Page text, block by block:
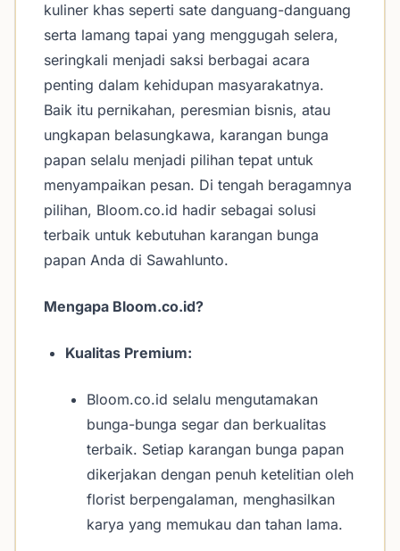
kuliner khas seperti sate danguang-danguang
serta lamang tapai yang menggugah selera,
seringkali menjadi saksi berbagai acara
penting dalam kehidupan masyarakatnya.
Baik itu pernikahan, peresmian bisnis, atau
ungkapan belasungkawa, karangan bunga
papan selalu menjadi pilihan tepat untuk
menyampaikan pesan. Di tengah beragamnya
pilihan, Bloom.co.id hadir sebagai solusi
terbaik untuk kebutuhan karangan bunga
papan Anda di Sawahlunto.
Mengapa Bloom.co.id?
Kualitas Premium:
Bloom.co.id selalu mengutamakan
bunga-bunga segar dan berkualitas
terbaik. Setiap karangan bunga papan
dikerjakan dengan penuh ketelitian oleh
florist berpengalaman, menghasilkan
karya yang memukau dan tahan lama.